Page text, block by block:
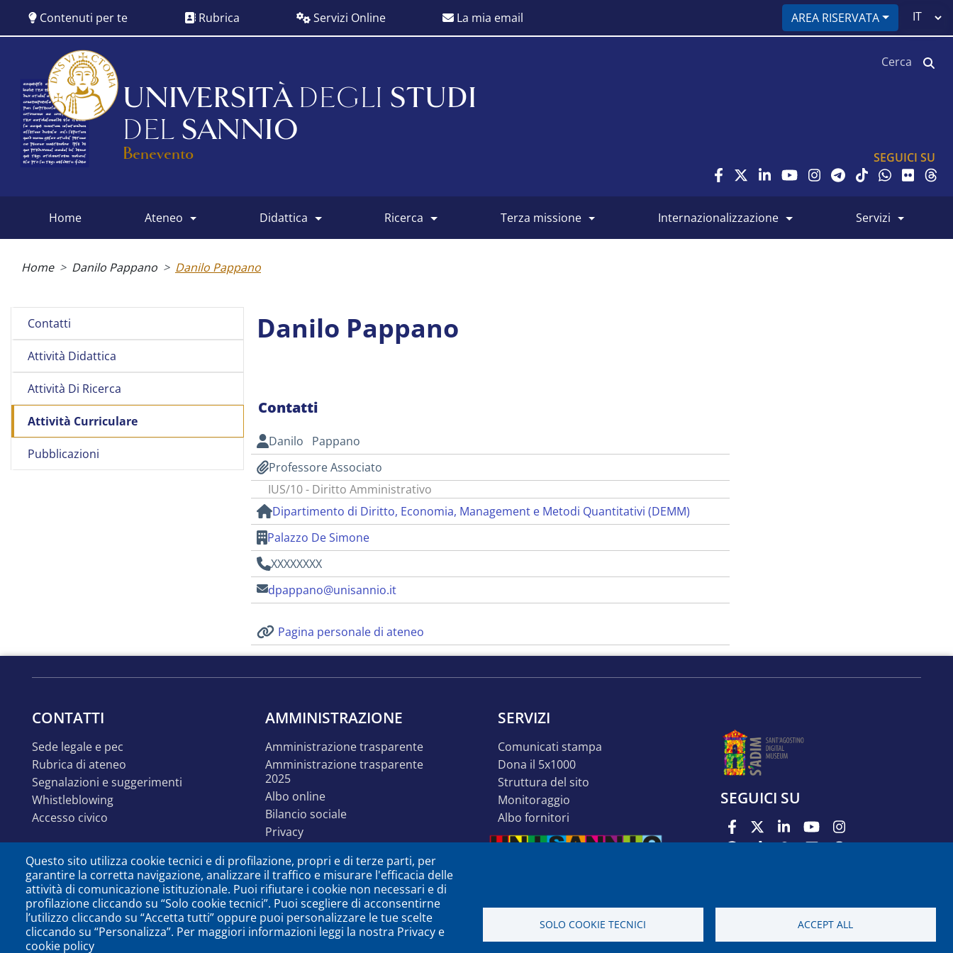
contenuto
Contenuti per te Rubrica Servizi Online La mia email AREA RISERVATA
Select
UNIVERSITÀ DEGLI STUDI
DEL SANNIO
Benevento SEGUICI SU
menu
home ateneo didattica ricerca terza missione internazionalizzazione servizi
Home Danilo Pappano Danilo Pappano
Contatti
Attività Didattica
Attività Di Ricerca
Attività Curriculare
Pubblicazioni
Danilo Pappano
Contatti
Danilo Pappano
Professore Associato
IUS/10 - Diritto Amministrativo
Dipartimento di Diritto, Economia, Management e Metodi Quantitativi (DEMM)
Palazzo De Simone
XXXXXXXX
dpappano@unisannio.it
Pagina personale di ateneo
CONTATTI
sede legale e pec
rubrica di ateneo
segnalazioni e suggerimenti
whistleblowing
accesso civico
AMMINISTRAZIONE
amministrazione trasparente
amministrazione trasparente
2025
albo online
bilancio sociale
privacy
accessibilità
disabilità o dsa
identità e linee guida
comunicazione
open data
SERVIZI
comunicati stampa
dona il 5x1000
struttura del sito
monitoraggio
albo fornitori
SEGUICI SU
Questo sito utilizza cookie tecnici e di profilazione, propri e di terze parti, per
garantire la corretta navigazione, analizzare il traffico e misurare l'efficacia delle
attività di comunicazione istituzionale. Puoi rifiutare i cookie non necessari e di
profilazione cliccando su “Solo cookie tecnici”. Puoi scegliere di acconsentirne
l’utilizzo cliccando su “Accetta tutti” oppure puoi personalizzare le tue scelte
cliccando su “Personalizza”. Per maggiori informazioni leggi la nostra Privacy e
cookie policy
SOLO COOKIE TECNICI ACCEPT ALL